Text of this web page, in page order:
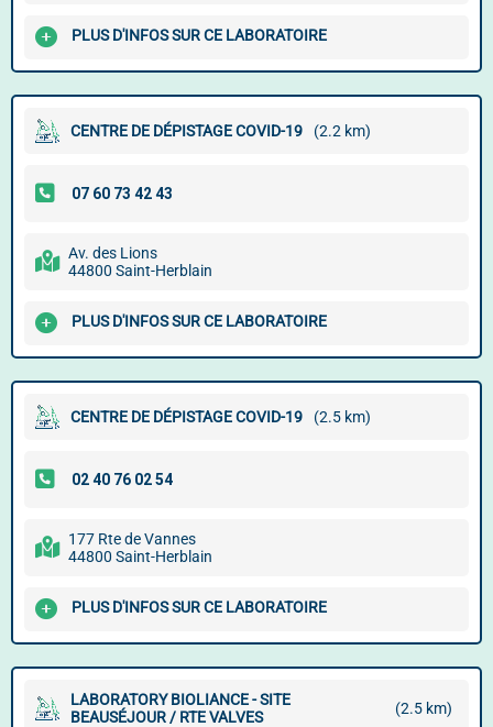
PLUS D'INFOS SUR CE LABORATOIRE
CENTRE DE DÉPISTAGE COVID-19 (2.2 km)
Av. des Lions
44800 Saint-Herblain
PLUS D'INFOS SUR CE LABORATOIRE
CENTRE DE DÉPISTAGE COVID-19 (2.5 km)
177 Rte de Vannes
44800 Saint-Herblain
PLUS D'INFOS SUR CE LABORATOIRE
LABORATORY BIOLIANCE - SITE
BEAUSÉJOUR / RTE VALVES
(2.5 km)